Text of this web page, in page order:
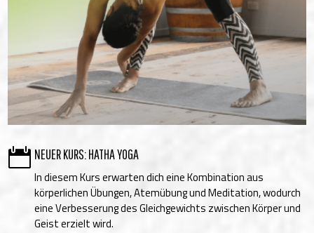
 NEUER KURS: HATHA YOGA
In diesem Kurs erwarten dich eine Kombination aus
körperlichen Übungen, Atemübung und Meditation, wodurch
eine Verbesserung des Gleichgewichts zwischen Körper und
Geist erzielt wird.